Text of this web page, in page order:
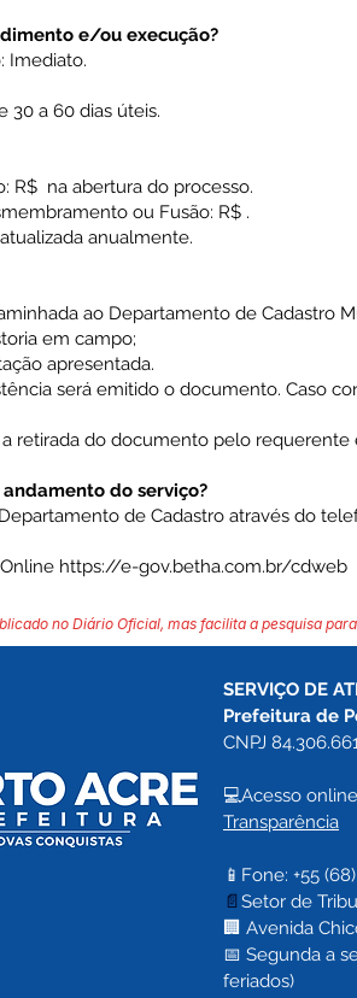
e/ou execução?
Imediato.
30 a 60 dias úteis.
R$ na abertura do processo.
ou Fusão: R$ .
anualmente.
ao Departamento de Cadastro
em campo;
apresentada.
será emitido o documento. Caso
a retirada do documento pelo
do serviço?
de Cadastro através do
https://e-gov.betha.com.br/cdweb
no Diário Oficial, mas facilita a pesquisa
SERVIÇO DE
Prefeitura de
CNPJ
💻Acesso
Transparência
📱Fone: +55 (68)
📄 Setor de
🏢 Avenida
📅 Segunda a
feriados)